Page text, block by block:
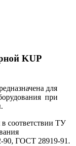
KUP
для
при
соответствии ТУ
90, ГОСТ 28919-91.